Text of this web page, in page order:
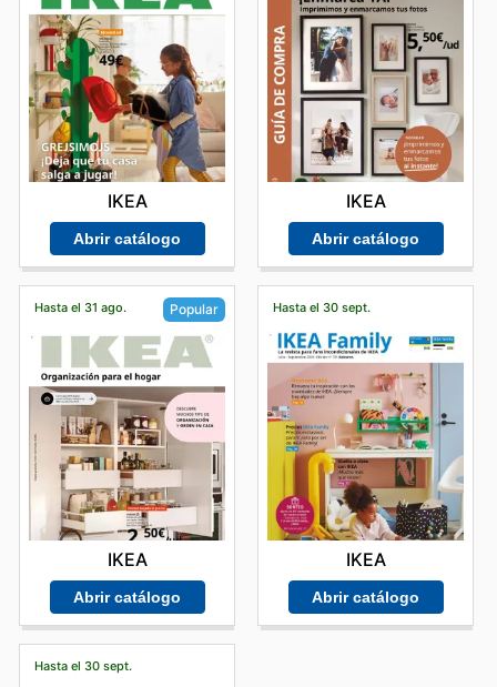
IKEA
Abrir catálogo
IKEA
Abrir catálogo
Hasta el 31 ago. Popular
IKEA
Abrir catálogo
Hasta el 30 sept.
IKEA
Abrir catálogo
Hasta el 30 sept.